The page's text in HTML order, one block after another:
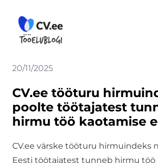
content
20/11/2025
CV.ee tööturu
poolte töötajatest
hirmu töö kaotamise
CV.ee värske tööturu hirmuindeks
Eesti töötajatest tunneb hirmu töö